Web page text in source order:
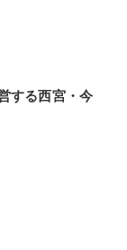
する西宮・今